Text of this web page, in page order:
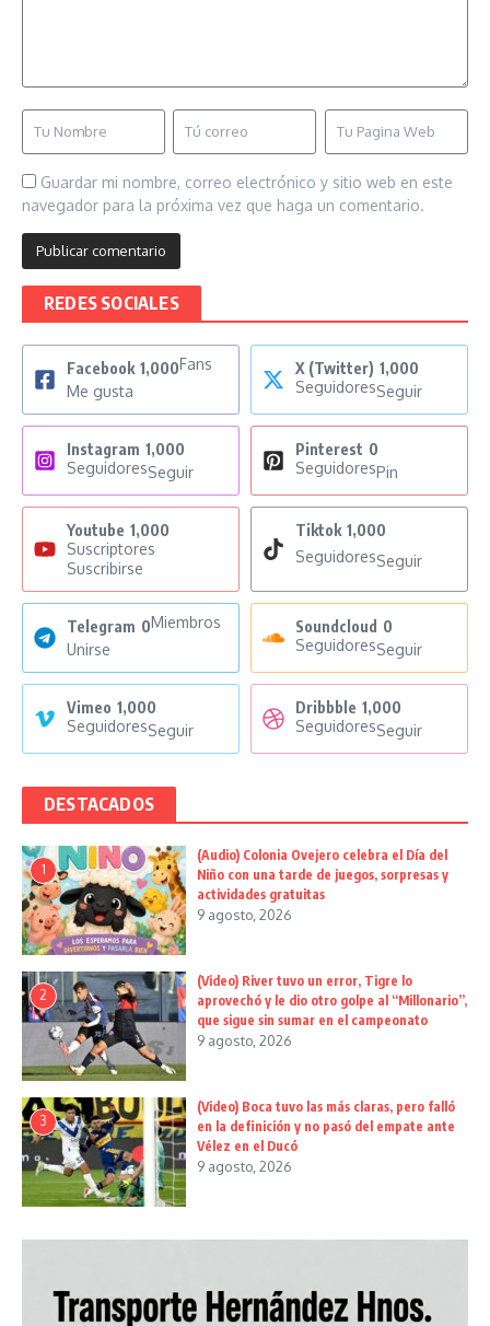
Guardar mi nombre, correo electrónico y sitio web en este
navegador para la próxima vez que haga un comentario.
REDES SOCIALES
Facebook 1,000Fans
Me gusta
X (Twitter) 1,000
SeguidoresSeguir
Instagram 1,000
SeguidoresSeguir
Pinterest 0
SeguidoresPin
Youtube 1,000
Suscriptores
Suscribirse
Tiktok 1,000
SeguidoresSeguir
Telegram 0Miembros
Unirse
Soundcloud 0
SeguidoresSeguir
Vimeo 1,000
SeguidoresSeguir
Dribbble 1,000
SeguidoresSeguir
DESTACADOS
1
(Audio) Colonia Ovejero celebra el Día del
Niño con una tarde de juegos, sorpresas y
actividades gratuitas
9 agosto, 2026
2
(Video) River tuvo un error, Tigre lo
aprovechó y le dio otro golpe al “Millonario”,
que sigue sin sumar en el campeonato
9 agosto, 2026
3
(Video) Boca tuvo las más claras, pero falló
en la definición y no pasó del empate ante
Vélez en el Ducó
9 agosto, 2026